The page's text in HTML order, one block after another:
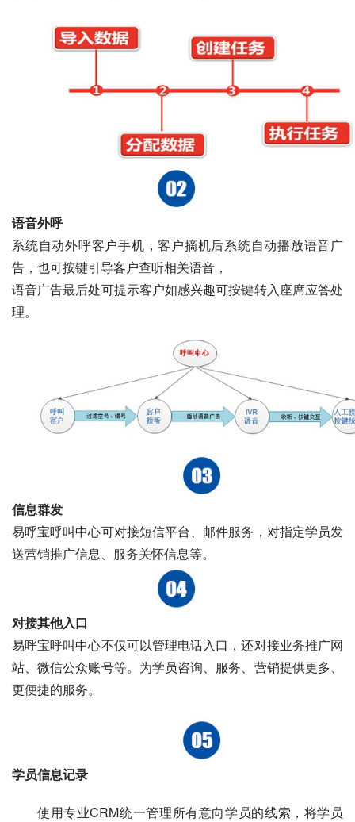
语音外呼
系统自动外呼客户手机，客户摘机后系统自动播放语音广
告，也可按键引导客户查听相关语音，
语音广告最后处可提示客户如感兴趣可按键转入座席应答处
理。
信息群发
易呼宝呼叫中心可对接短信平台、邮件服务，对指定学员发
送营销推广信息、服务关怀信息等。
对接其他入口
易呼宝呼叫中心不仅可以管理电话入口，还对接业务推广网
站、微信公众账号等。为学员咨询、服务、营销提供更多、
更便捷的服务。
学员信息记录
使用专业CRM统一管理所有意向学员的线索，将学员